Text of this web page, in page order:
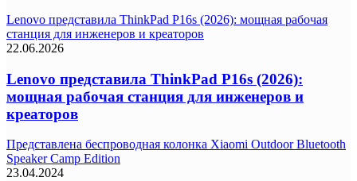
Lenovo представила ThinkPad P16s (2026): мощная рабочая
станция для инженеров и креаторов
22.06.2026
Lenovo представила ThinkPad P16s (2026):
мощная рабочая станция для инженеров и
креаторов
Представлена беспроводная колонка Xiaomi Outdoor Bluetooth
Speaker Camp Edition
23.04.2024